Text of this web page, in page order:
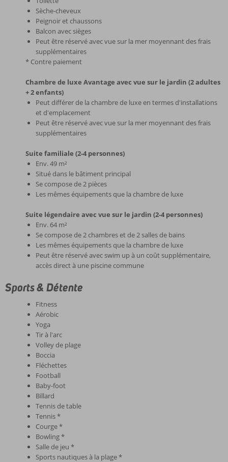
Sèche-cheveux
Peignoir et chaussons
Balcon avec sièges
Peut être réservé avec vue sur la mer moyennant des frais
supplémentaires
* Contre paiement
Chambre de luxe Avantage avec vue sur le jardin (2 adultes
+ 2 enfants)
Peut différer de la chambre de luxe en termes d'installations
et d'emplacement
Peut être réservé avec vue sur la mer moyennant des frais
supplémentaires
Suite familiale (2-4 personnes)
Env. 49 m²
Situé dans le bâtiment principal
Se compose de 2 pièces
Les mêmes équipements que la chambre de luxe
Suite légendaire avec vue sur le jardin (2-4 personnes)
Env. 64 m²
Se compose de 2 chambres et de 2 salles de bains
Les mêmes équipements que la chambre de luxe
Peut être réservé avec swim up à un coût supplémentaire,
accès direct à une piscine commune
Sports & Détente
Fitness
Aérobic
Yoga
Tir à l'arc
Volley de plage
Boccia
Fléchettes
Football
Baby-foot
Billard
Tennis de table
Tennis *
Courge *
Bowling *
Salle de jeu *
Sports nautiques à la plage *